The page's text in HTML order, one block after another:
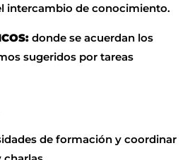
intercambio de conocimiento.
donde se acuerdan los
sugeridos por tareas
de formación y coordinar